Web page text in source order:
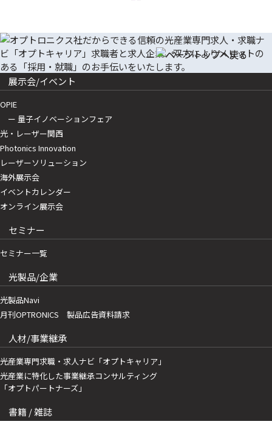
展示会/イベント
OPIE
ー 量子イノベーションフェア
光・レーザー関西
Photonics Innovation
レーザーソリューション
海外展示会
イベントカレンダー
オンライン展示会
セミナー
セミナー一覧
光製品/企業
光製品Navi
月刊OPTRONICS 製品広告資料請求
人材/事業継承
光産業専門求職・求人ナビ「オプトキャリア」
光産業に特化した事業継承コンサルティング
「オプトパートナーズ」
書籍 / 雑誌